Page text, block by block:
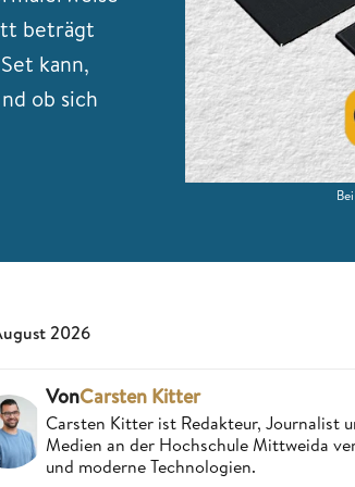
beträgt
kann,
ob sich
2026
VonCarsten Kitter
Carsten Kitter ist Redakteur, Journalist
Medien an der Hochschule Mittweida
und moderne Technologien.